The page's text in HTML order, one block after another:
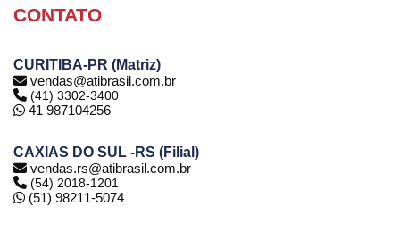
CONTATO
CURITIBA-PR (Matriz)
vendas@atibrasil.com.br
(41) 3302-3400
41 987104256
CAXIAS DO SUL -RS (Filial)
vendas.rs@atibrasil.com.br
(54) 2018-1201
(51) 98211-5074